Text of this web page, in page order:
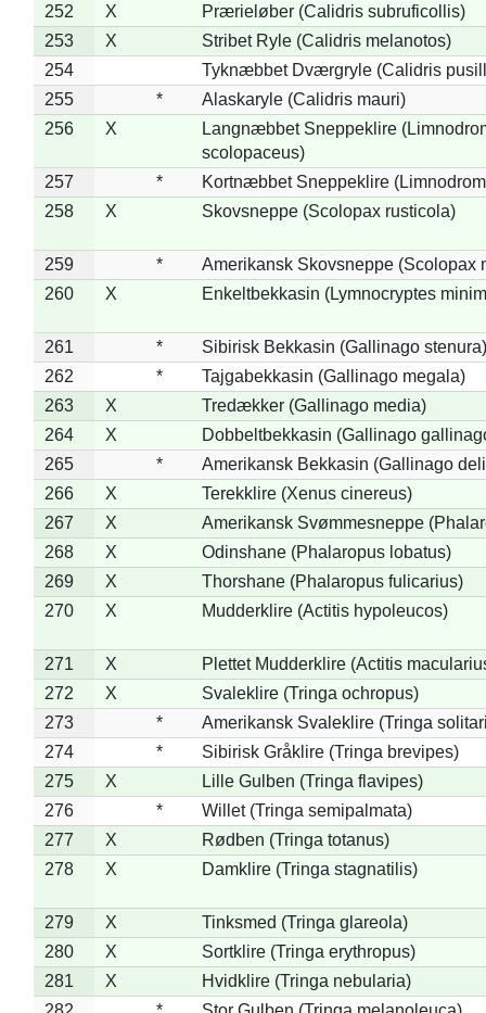
252
X
Prærieløber (Calidris subruficollis)
253
X
Stribet Ryle (Calidris melanotos)
254
Tyknæbbet Dværgryle (Calidris
255
*
Alaskaryle (Calidris mauri)
256
X
Langnæbbet Sneppeklire
scolopaceus)
257
*
Kortnæbbet Sneppeklire
258
X Skovsneppe (Scolopax rusticola)
259 *
Amerikansk Skovsneppe (Scolopax
260
X Enkeltbekkasin (Lymnocryptes
261 *
Sibirisk Bekkasin (Gallinago stenura)
262
*
Tajgabekkasin (Gallinago megala)
263
X
Tredækker (Gallinago media)
264
X
Dobbeltbekkasin (Gallinago
265
*
Amerikansk Bekkasin (Gallinago
266
X
Terekklire (Xenus cinereus)
267
X
Amerikansk Svømmesneppe
268
X
Odinshane (Phalaropus lobatus)
269
X
Thorshane (Phalaropus fulicarius)
270
X Mudderklire (Actitis hypoleucos)
271 X
Plettet Mudderklire (Actitis
272
X
Svaleklire (Tringa ochropus)
273
*
Amerikansk Svaleklire (Tringa
274
*
Sibirisk Gråklire (Tringa brevipes)
275
X
Lille Gulben (Tringa flavipes)
276
*
Willet (Tringa semipalmata)
277
X
Rødben (Tringa totanus)
278
X Damklire (Tringa stagnatilis)
279 X
Tinksmed (Tringa glareola)
280
X
Sortklire (Tringa erythropus)
281
X
Hvidklire (Tringa nebularia)